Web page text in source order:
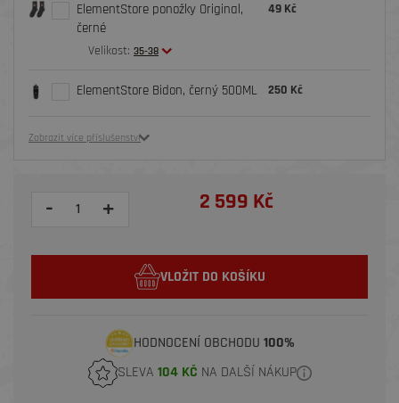
ElementStore ponožky Original,
černé
Velikost: 35-38
49 Kč
ElementStore Bidon, černý 500ML 250 Kč
Zobrazit více příslušenství
- + 2 599 Kč
VLOŽIT DO KOŠÍKU
HODNOCENÍ OBCHODU 100%
SLEVA 104 KČ NA DALŠÍ NÁKUP